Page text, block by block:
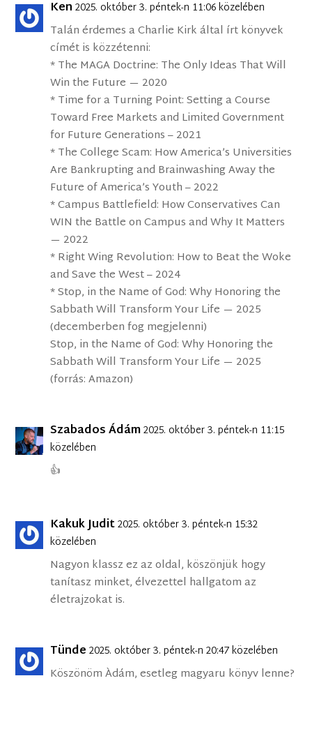
Ken 2025. október 3. péntek-n 11:06 közelében
Talán érdemes a Charlie Kirk által írt könyvek
címét is közzétenni:
* The MAGA Doctrine: The Only Ideas That Will
Win the Future — 2020
* Time for a Turning Point: Setting a Course
Toward Free Markets and Limited Government
for Future Generations – 2021
* The College Scam: How America’s Universities
Are Bankrupting and Brainwashing Away the
Future of America’s Youth – 2022
* Campus Battlefield: How Conservatives Can
WIN the Battle on Campus and Why It Matters
— 2022
* Right Wing Revolution: How to Beat the Woke
and Save the West – 2024
* Stop, in the Name of God: Why Honoring the
Sabbath Will Transform Your Life — 2025
(decemberben fog megjelenni)
Stop, in the Name of God: Why Honoring the
Sabbath Will Transform Your Life — 2025
(forrás: Amazon)
Szabados Ádám2025. október 3. péntek-n 11:15
közelében
👍
Kakuk Judit2025. október 3. péntek-n 15:32
közelében
Nagyon klassz ez az oldal, köszönjük hogy
tanítasz minket, élvezettel hallgatom az
életrajzokat is.
Tünde 2025. október 3. péntek-n 20:47 közelében
Köszönöm Àdám, esetleg magyaru könyv lenne?